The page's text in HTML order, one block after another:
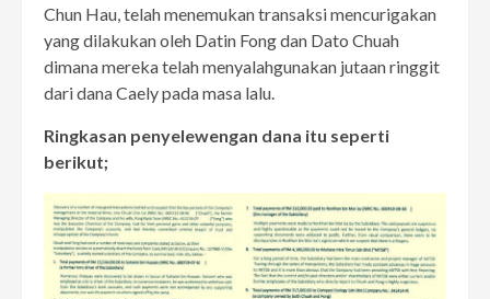
Chun Hau, telah menemukan transaksi mencurigakan
yang dilakukan oleh Datin Fong dan Dato Chuah
dimana mereka telah menyalahgunakan jutaan ringgit
dari dana Caely pada masa lalu.
Ringkasan penyelewengan dana itu seperti
berikut;